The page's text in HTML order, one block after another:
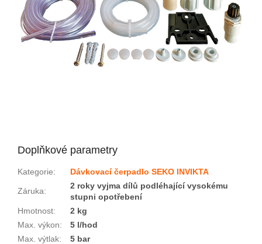
Doplňkové parametry
Kategorie: Dávkovací čerpadlo SEKO INVIKTA
Záruka:
2 roky vyjma dílů podléhající vysokému
stupni opotřebení
Hmotnost:
2 kg
Max. výkon:
5 l/hod
Max. výtlak:
5 bar